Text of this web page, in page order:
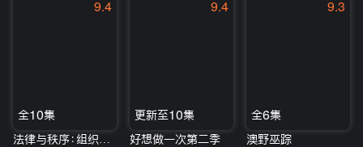
9.4
全10集
法律与秩序：组织犯罪第五季
9.4
更新至10集
好想做一次第二季
9.3
全6集
澳野巫踪